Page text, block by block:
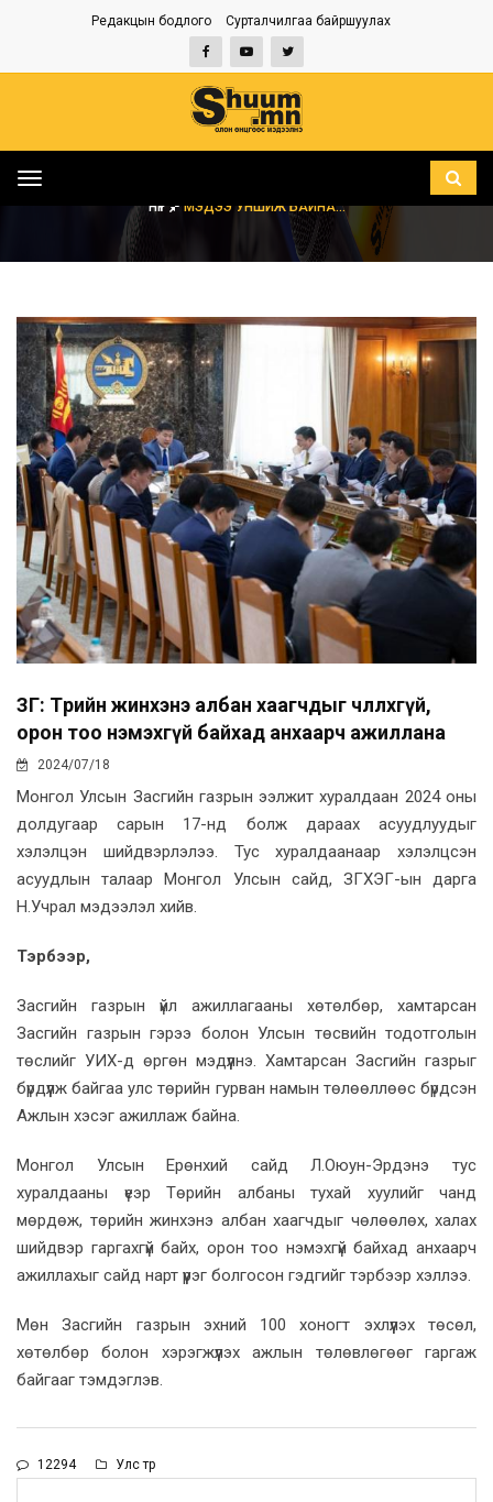
Редакцын бодлого Сурталчилгаа байршуулах
Toggle
НҮҮР МЭДЭЭ УНШИЖ БАЙНА...
ЗГ: Төрийн жинхэнэ албан хаагчдыг чөлөөлөхгүй,
орон тоо нэмэхгүй байхад анхаарч ажиллана
2024/07/18
Монгол Улсын Засгийн газрын ээлжит хуралдаан 2024 оны
долдугаар сарын 17-нд болж дараах асуудлуудыг
хэлэлцэн шийдвэрлэлээ. Тус хуралдаанаар хэлэлцсэн
асуудлын талаар Монгол Улсын сайд, ЗГХЭГ-ын дарга
Н.Учрал мэдээлэл хийв.
Тэрбээр,
Засгийн газрын үйл ажиллагааны хөтөлбөр, хамтарсан
Засгийн газрын гэрээ болон Улсын төсвийн тодотголын
төслийг УИХ-д өргөн мэдүүлнэ. Хамтарсан Засгийн газрыг
бүрдүүлж байгаа улс төрийн гурван намын төлөөллөөс бүрдсэн
Ажлын хэсэг ажиллаж байна.
Монгол Улсын Ерөнхий сайд Л.Оюун-Эрдэнэ тус
хуралдааны үеэр Төрийн албаны тухай хуулийг чанд
мөрдөж, төрийн жинхэнэ албан хаагчдыг чөлөөлөх, халах
шийдвэр гаргахгүй байх, орон тоо нэмэхгүй байхад анхаарч
ажиллахыг сайд нарт үүрэг болгосон гэдгийг тэрбээр хэллээ.
Мөн Засгийн газрын эхний 100 хоногт эхлүүлэх төсөл,
хөтөлбөр болон хэрэгжүүлэх ажлын төлөвлөгөөг гаргаж
байгааг тэмдэглэв.
12294 Улс төр